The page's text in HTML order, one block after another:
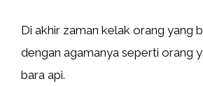
Di akhir zaman kelak orang yang
dengan agamanya seperti orang
bara api.